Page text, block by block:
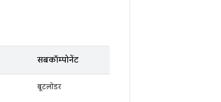
सबकॉम्पोनेंट
बूटलोडर